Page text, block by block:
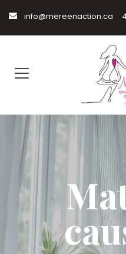
info@mereenaction.ca